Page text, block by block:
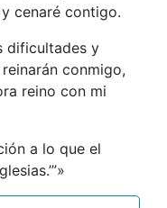
cenaré contigo.
dificultades y
conmigo,
reino con mi
a lo que el